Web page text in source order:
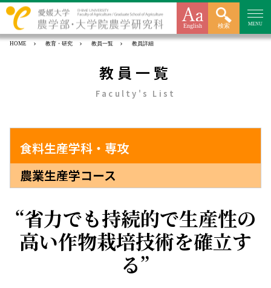
English 検索 MENU
HOME 教育・研究 教員一覧 教員詳細
教員一覧
Faculty's List
食料生産学科・専攻
農業生産学コース
省力でも持続的で生産性の
高い作物栽培技術を確立す
る